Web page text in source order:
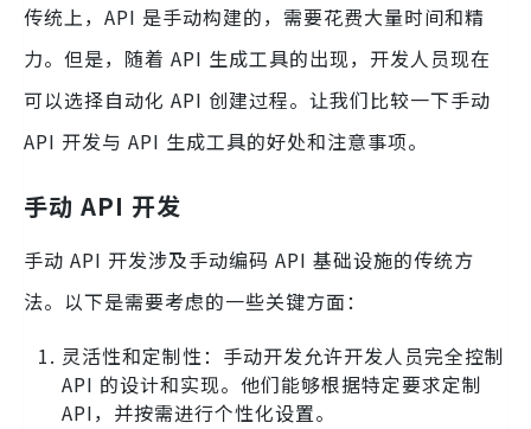
传统上，API 是手动构建的，需要花费大量时间和精
力。但是，随着 API 生成工具的出现，开发人员现在
可以选择自动化 API 创建过程。让我们比较一下手动
API 开发与 API 生成工具的好处和注意事项。
手动 API 开发
手动 API 开发涉及手动编码 API 基础设施的传统方
法。以下是需要考虑的一些关键方面：
灵活性和定制性：手动开发允许开发人员完全控制
API 的设计和实现。他们能够根据特定要求定制
API，并按需进行个性化设置。